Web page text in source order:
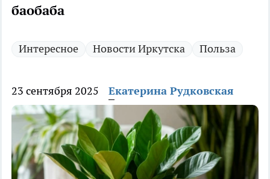
баобаба
Интересное Новости Иркутска Польза
23 сентября 2025 Екатерина Рудковская